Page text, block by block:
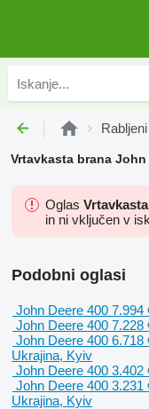
Vrtavkasta brana John
Oglas
in ni vključen v
Podobni oglasi
John Deere 400 7.994
John Deere 400 7.228
John Deere 400 6.718
Ukrajina, Kyiv
John Deere 400 3.402
John Deere 400 3.231
Ukrajina, Kyiv